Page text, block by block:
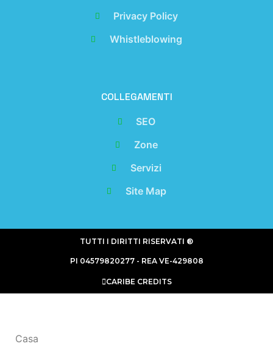
Privacy Policy
Whistleblowing
COLLEGAMENTI
SEO
Zone
Servizi
Site Map
TUTTI I DIRITTI RISERVATI ®
PI 04579820277 - REA VE-429808
CARIBE CREDITS
Casa